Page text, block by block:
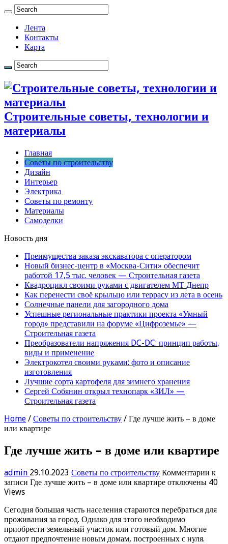
Лента
Контакты
Карта
Строительные советы, технологии и
материалы
Главная
Советы по строительству
Дизайн
Интерьер
Электрика
Советы по ремонту
Материалы
Самоделки
Новость дня
Преимущества заказа экскаватора с оператором
Новый бизнес-центр в «Москва-Сити» обеспечит
работой 17,5 тыс. человек — Строительная газета
Квадроцикл своими руками с двигателем МТ Днепр
Как перенести своё крыльцо или террасу из лета в осень
Солнечные панели для загородного дома
Успешные региональные практики проекта «Умный
город» представили на форуме «Цифроземье» —
Строительная газета
Преобразователи напряжения DC-DC: принцип работы,
виды и применение
Электрокотел своими руками: фото и описание
изготовления
Лучшие сорта картофеля для зимнего хранения
Сергей Собянин открыл технопарк «ЗИЛ» —
Строительная газета
Home / Советы по строительству / Где лучше жить – в доме
или квартире
Где лучше жить – в доме или квартире
admin 29.10.2023 Советы по строительству Комментарии к
записи Где лучше жить – в доме или квартире отключены 40
Views
Сегодня большая часть населения стараются перебраться для
проживания за город. Однако для этого необходимо
приобрести земельный участок или готовый дом. Многие
отдают предпочтение новым домам, построенных с нуля.